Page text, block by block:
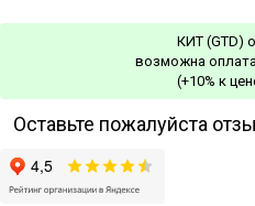
КИТ (GTD)
возможна
(+10% к
Оставьте пожалуйста